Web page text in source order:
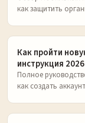
как защитить
Как пройти
инструкция 2026
Полное
как создать